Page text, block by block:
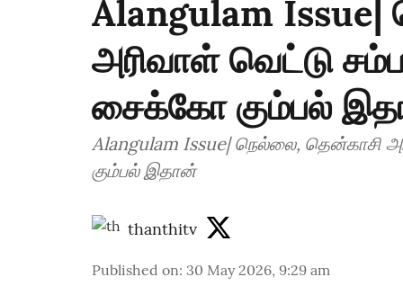
Alangulam
அரிவாள் வெட்டு
சைக்கோ கும்பல்
Alangulam Issue| நெல்லை, தென்காசி
கும்பல் இதான்
thanthitv
Published on: 30 May 2026, 9:29 am